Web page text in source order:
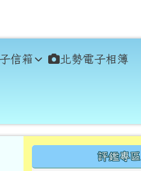
信箱 北勢電子相簿
右邊區域內容
評鑑專區